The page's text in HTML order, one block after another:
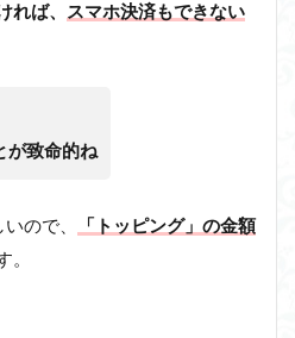
ば、
スマホ決済もできない
が致命的ね
ので、
「トッピング」の金額